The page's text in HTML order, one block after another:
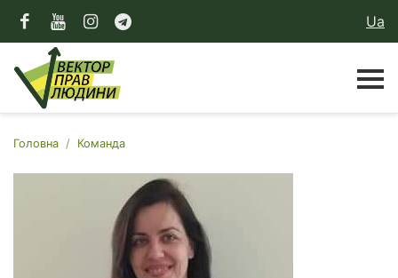
Ua
Головна Команда